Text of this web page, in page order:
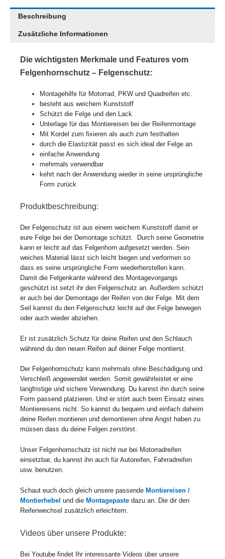
Beschreibung
Zusätzliche Informationen
Die wichtigsten Merkmale und Features vom
Felgenhornschutz – Felgenschutz:
Montagehilfe für Motorrad, PKW und Quadreifen etc.
besteht aus weichem Kunststoff
Schützt die Felge und den Lack
Unterlage für das Montiereisen bei der Reifenmontage
Mit Kordel zum fixieren als auch zum festhalten
durch die Elastizität passt es sich ideal der Felge an
einfache Anwendung
mehrmals verwendbar
kehrt nach der Anwendung wieder in seine ursprüngliche
Form zurück
Produktbeschreibung:
Der Felgenschutz ist aus einem weichem Kunststoff damit er
eure Felge bei der Demontage schützt. Durch seine Geometrie
kann er leicht auf das Felgenhorn aufgesetzt werden. Sein
weiches Material lässt sich leicht biegen und verformen so
dass es seine ursprüngliche Form wiederherstellen kann.
Damit die Felgenkante während des Montagevorgangs
geschützt ist setzt ihr den Felgenschutz an. Außerdem schützt
er auch bei der Demontage der Reifen von der Felge. Mit dem
Seil kannst du den Felgenschutz leicht auf der Felge bewegen
oder auch wieder abziehen.
Er ist zusätzlich Schutz für deine Reifen und den Schlauch
während du den neuen Reifen auf deiner Felge montierst.
Der Felgenhornschutz kann mehrmals ohne Beschädigung und
Verschleiß angewendet werden. Somit gewährleistet er eine
langfristige und sichere Verwendung. Du kannst ihn durch seine
Form passend platzieren. Und er stört auch beim Einsatz eines
Montiereisens nicht. So kannst du bequem und einfach daheim
deine Reifen montieren und demontieren ohne Angst haben zu
müssen dass du deine Felgen zerstörst.
Unser Felgenhornschutz ist nicht nur bei Motorradreifen
einsetzbar, du kannst ihn auch für Autoreifen, Fahrradreifen
usw. benutzen.
Schaut euch doch gleich unsere passende Montiereisen /
Montierhebel und die Montagepaste dazu an. Die dir den
Reifenwechsel zusätzlich erleichtern.
Videos über unsere Produkte:
Bei Youtube findet Ihr interessante Videos über unsere